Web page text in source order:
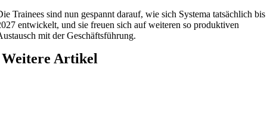
Trainees sind nun gespannt darauf, wie sich Systema tatsächlich bis
entwickelt, und sie freuen sich auf weiteren so produktiven
mit der Geschäftsführung.
Weitere Artikel